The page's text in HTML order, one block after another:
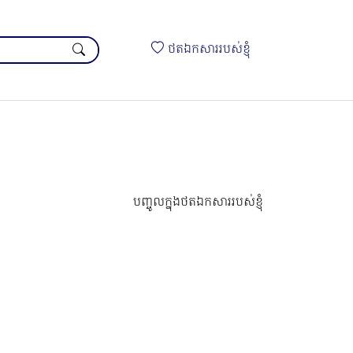
ថតឯកសាររបស់ខ្ញុំ
បញ្ចូលក្នុងថតឯកសាររបស់ខ្ញុំ